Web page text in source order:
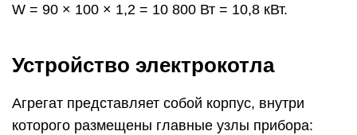
W = 90 × 100 × 1,2 = 10 800 Вт = 10,8 кВт.
Устройство электрокотла
Агрегат представляет собой корпус, внутри
которого размещены главные узлы прибора: